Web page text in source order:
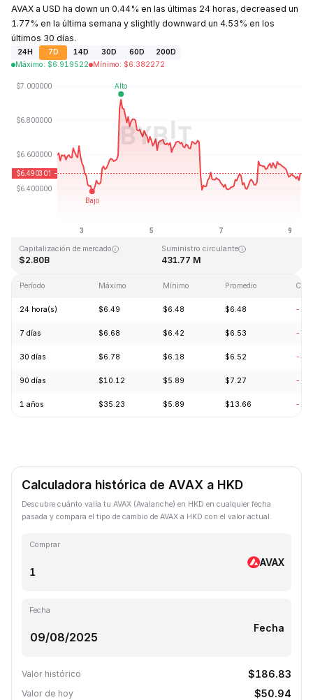
AVAX a USD ha down un 0.44% en las últimas 24 horas, decreased un
1.77% en la última semana y slightly downward un 4.53% en los
últimos 30 días.
24H 7D 14D 30D 60D
200D
Máximo: $6.919522 Mínimo: $6.382272
Última actualización: 2026-08-09, 06:58 GMT+0
Capitalización de mercado
$2.80B
Suministro circulante
431.77 M
Período Máximo Mínimo Promedio
24 hora(s) $6.49 $6.48 $6.48 -
7 días $6.68 $6.42 $6.53 -
30 días $6.78 $6.18 $6.52 -
90 días $10.12 $5.89 $7.27 -
1 años $35.23 $5.89 $13.66 -
Calculadora histórica de AVAX a HKD
Descubre cuánto valía tu AVAX (Avalanche) en HKD en cualquier fecha
pasada y compara el tipo de cambio de AVAX a HKD con el valor actual.
Comprar
AVAX
Fecha
Fecha
Valor histórico $186.83
Valor de hoy $50.94